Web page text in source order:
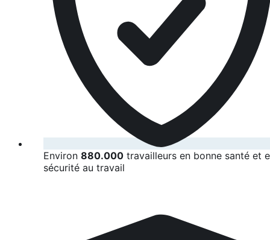
Environ 880.000 travailleurs en bonne santé et
sécurité au travail